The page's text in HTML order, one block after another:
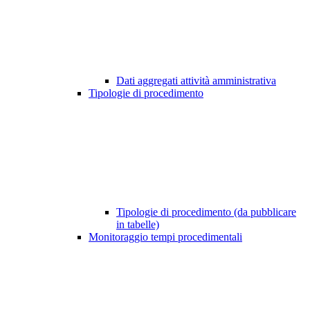
Dati aggregati attività amministrativa
Tipologie di procedimento
Tipologie di procedimento (da pubblicare
in tabelle)
Monitoraggio tempi procedimentali